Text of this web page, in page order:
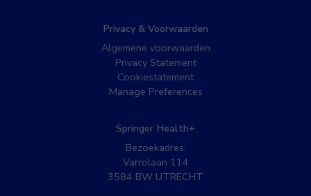
Privacy & Voorwaarden
Algemene voorwaarden
Privacy Statement
Cookiestatement
Manage Preferences
Springer Health+
Bezoekadres:
Varrolaan 114
3584 BW UTRECHT